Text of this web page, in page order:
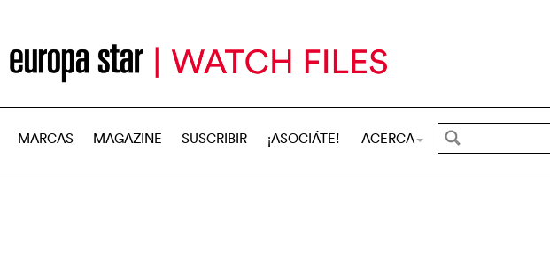
MARCAS MAGAZINE SUSCRIBIR ¡ASOCIÁTE! ACERCA